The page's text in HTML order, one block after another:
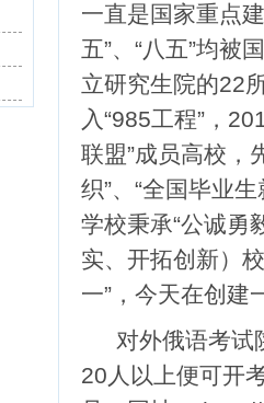
一直是国家重点
五”、“八五”均被
立研究生院的22
入“985工程”，
联盟”成员高校，
织”、“全国毕业
学校秉承“公诚勇
实、开拓创新）
一”，今天在创建
对外俄语考试
20人以上便可开